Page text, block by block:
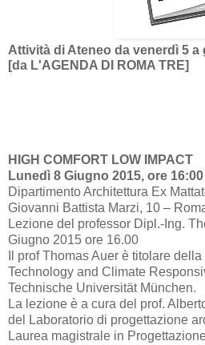
Attività di Ateneo da venerdì 5 a
[da L'AGENDA DI ROMA TRE]
HIGH COMFORT LOW IMPACT
Lunedì 8 Giugno 2015, ore 16:00
Dipartimento Architettura Ex
Giovanni Battista Marzi, 10 –
Lezione del professor Dipl.-Ing.
Giugno 2015 ore 16.00
Il prof Thomas Auer è titolare
Technology and Climate
Technische Universität München.
La lezione è a cura del prof.
del Laboratorio di progettazione
Laurea magistrale in